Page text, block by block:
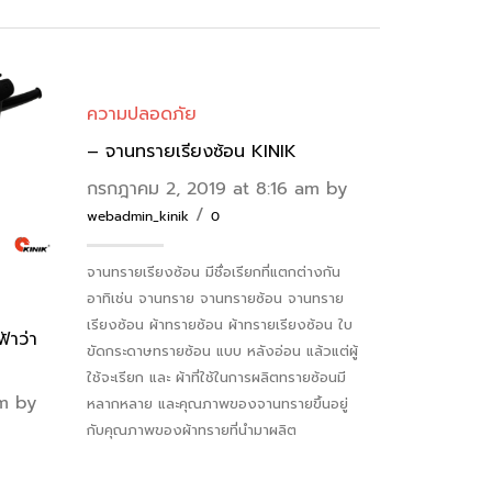
าว่า
by
ความปลอดภัย
– จานทรายเรียงซ้อน KINIK
กรกฎาคม 2, 2019 at 8:16 am by
webadmin_kinik / 0
จานทรายเรียงซ้อน มีชื่อเรียกที่แตกต่างกัน
อาทิเช่น จานทราย จานทรายซ้อน จานทราย
เรียงซ้อน ผ้าทรายซ้อน ผ้าทรายเรียงซ้อน ใบ
ขัดกระดาษทรายซ้อน แบบ หลังอ่อน แล้วแต่ผู้
ใช้จะเรียก และ ผ้าที่ใช้ในการผลิตทรายซ้อนมี
หลากหลาย และคุณภาพของจานทรายขึ้นอยู่
กับคุณภาพของผ้าทรายที่นำมาผลิต